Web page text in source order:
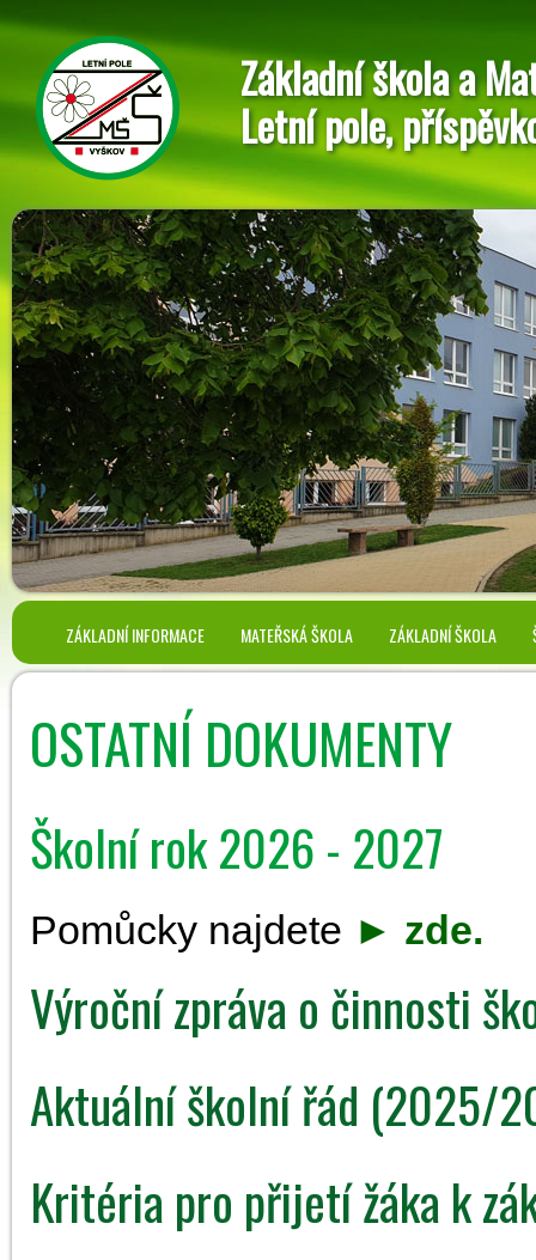
Základní škola a
Letní pole,
ZÁKLADNÍ INFORMACE MATEŘSKÁ ŠKOLA ZÁKLADNÍ ŠKOLA
OSTATNÍ DOKUMENTY
Školní rok 2026 - 2027
Pomůcky najdete ► zde.
Výroční zpráva o činnosti
Aktuální školní řád (2025/
Kritéria pro přijetí žáka k